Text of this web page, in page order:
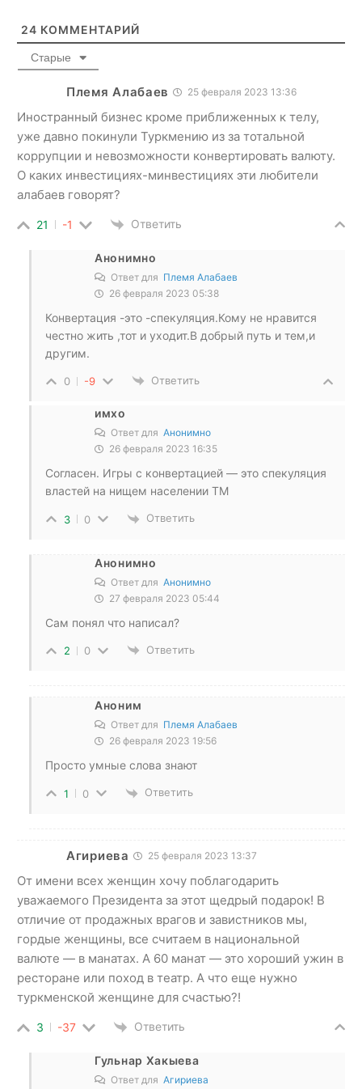
24 КОММЕНТАРИЙ
Старые
Племя Алабаев 25 февраля 2023 13:36
Иностранный бизнес кроме приближенных к телу,
уже давно покинули Туркмению из за тотальной
коррупции и невозможности конвертировать валюту.
О каких инвестициях-минвестициях эти любители
алабаев говорят?
21 -1 Ответить
Анонимно
Ответ для Племя Алабаев
26 февраля 2023 05:38
Конвертация -это -спекуляция.Кому не нравится
честно жить ,тот и уходит.В добрый путь и тем,и
другим.
0 -9 Ответить
имхо
Ответ для Анонимно
26 февраля 2023 16:35
Согласен. Игры с конвертацией — это спекуляция
властей на нищем населении ТМ
3 0 Ответить
Анонимно
Ответ для Анонимно
27 февраля 2023 05:44
Сам понял что написал?
2 0 Ответить
Аноним
Ответ для Племя Алабаев
26 февраля 2023 19:56
Просто умные слова знают
1 0 Ответить
Агириева 25 февраля 2023 13:37
От имени всех женщин хочу поблагодарить
уважаемого Президента за этот щедрый подарок! В
отличие от продажных врагов и завистников мы,
гордые женщины, все считаем в национальной
валюте — в манатах. А 60 манат — это хороший ужин в
ресторане или поход в театр. А что еще нужно
туркменской женщине для счастью?!
3 -37 Ответить
Гульнар Хакыева
Ответ для Агириева